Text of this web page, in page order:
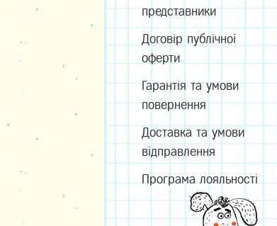
представники
Договір публічної
оферти
Гарантія та умови
повернення
Доставка та умови
відправлення
Програма лояльності